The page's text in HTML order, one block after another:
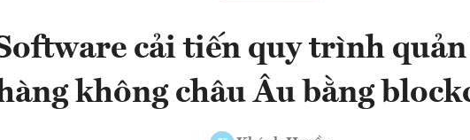
cải tiến quy trình
không châu Âu bằng